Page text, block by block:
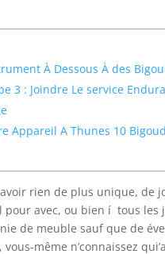
À Dessous À des
3 : Joindre Le service
Appareil A Thunes 10
avoir rien de plus unique, de
pour avec, ou bien í tous les
de meuble sauf que de
vous-même n’connaissez